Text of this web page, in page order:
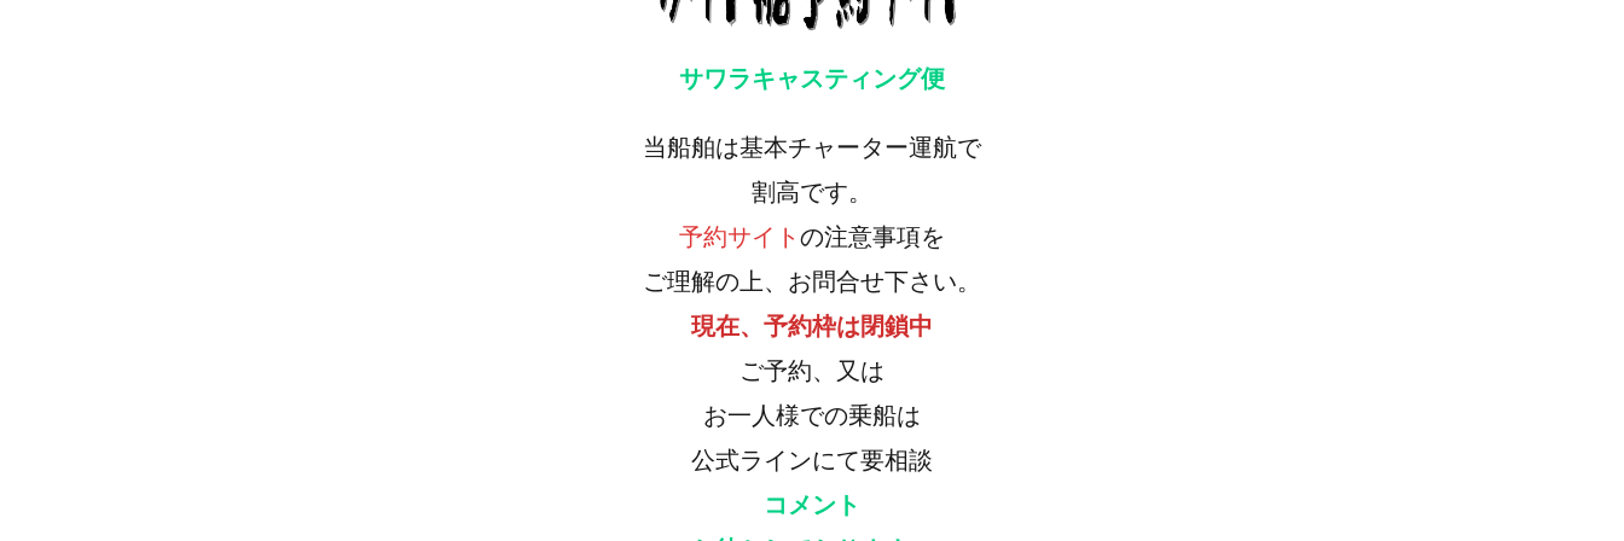
サワラキャスティング便
当船舶は基本チャーター運航で
割高です。
予約サイト の注意事項を
ご理解の上、お問合せ下さい。
現在、予約枠は閉鎖中
ご予約、又は
お一人様での乗船は
公式ラインにて要相談
コメント